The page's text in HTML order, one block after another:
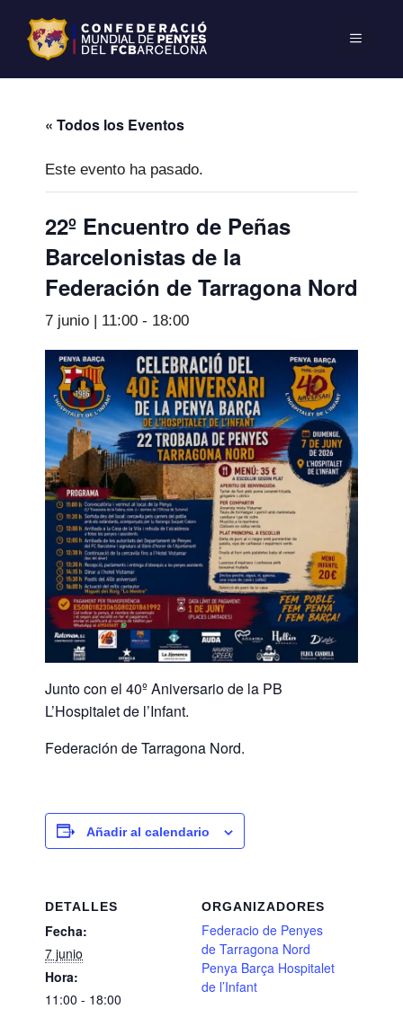
« Todos los Eventos
Este evento ha pasado.
22º Encuentro de Peñas
Barcelonistas de la
Federación de Tarragona Nord
7 junio | 11:00 - 18:00
Junto con el 40º Aniversario de la PB
L’Hospitalet de l’Infant.
Federación de Tarragona Nord.
Añadir al calendario
DETALLES
Fecha:
7 junio
Hora:
11:00 - 18:00
ORGANIZADORES
Federacio de Penyes
de Tarragona Nord
Penya Barça Hospitalet
de l’Infant